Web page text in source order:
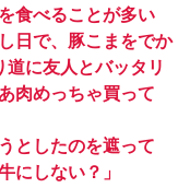
食べることが多い
日で、豚こまをでか
に友人とバッタリ
肉めっちゃ買って
としたのを遮って
にしない？」